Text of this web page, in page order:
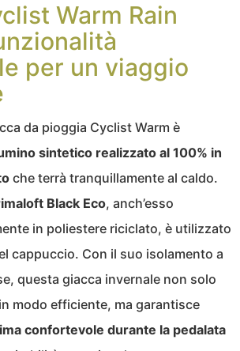
Warm Rain
per un viaggio
da pioggia Cyclist Warm è
sintetico realizzato al 100% in
che terrà tranquillamente al caldo.
Black Eco, anch’esso
in poliestere riciclato, è utilizzato
cappuccio. Con il suo isolamento a
questa giacca invernale non solo
modo efficiente, ma garantisce
confortevole durante la pedalata